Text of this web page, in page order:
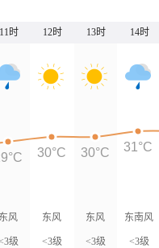
11时 12时 13时 14时
东风
级
东风
<3级
东风
<3级
东南风
<3级
30°C 30°C 31°C